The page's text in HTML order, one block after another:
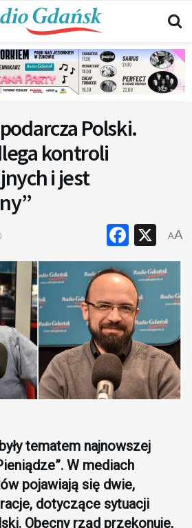
Polski.
kontroli
i jest
X
AA
tematem najnowszej
W mediach
pojawiają się dwie,
dotyczące sytuacji
Obecny rząd przekonuje,